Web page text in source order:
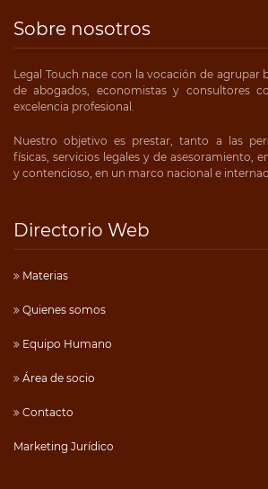
Sobre nosotros
Legal Touch nace con la vocación de agrupar
de abogados, economistas y consultores
excelencia profesional.
Nuestro objetivo es prestar, tanto a las
físicas, servicios legales y de asesoramiento,
y contencioso, en un marco nacional e
Directorio Web
Materias
Quienes somos
Equipo Humano
Área de socio
Contacto
Marketing Jurídico